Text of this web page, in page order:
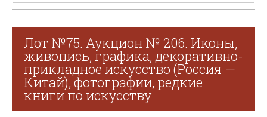
Лот №75. Аукцион № 206. Иконы,
живопись, графика, декоративно-
прикладное искусство (Россия —
Китай), фотографии, редкие
книги по искусству